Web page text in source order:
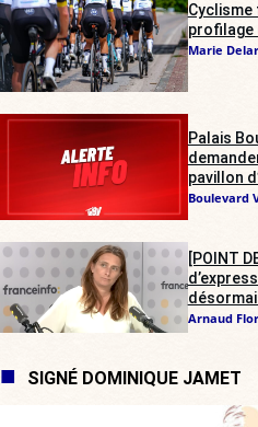
Cyclisme
profilage
Marie
Palais
pavillon
Boulevard
[POINT
Arnaud
SIGNÉ DOMINIQUE JAMET